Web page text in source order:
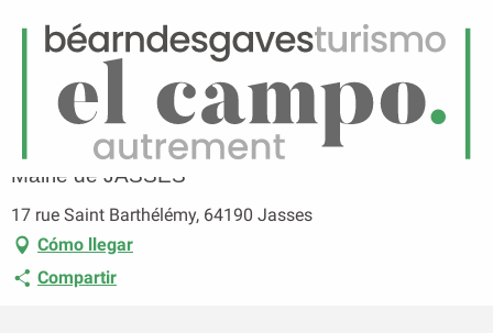
Menú
Página principal Mairie de JASSES
Mairie de JASSES
17 rue Saint Barthélémy, 64190 Jasses
Cómo llegar
Compartir